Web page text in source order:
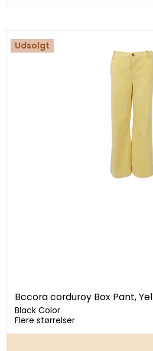
Udsolgt
Bccora corduroy Box Pant,
Black Color
Flere størrelser